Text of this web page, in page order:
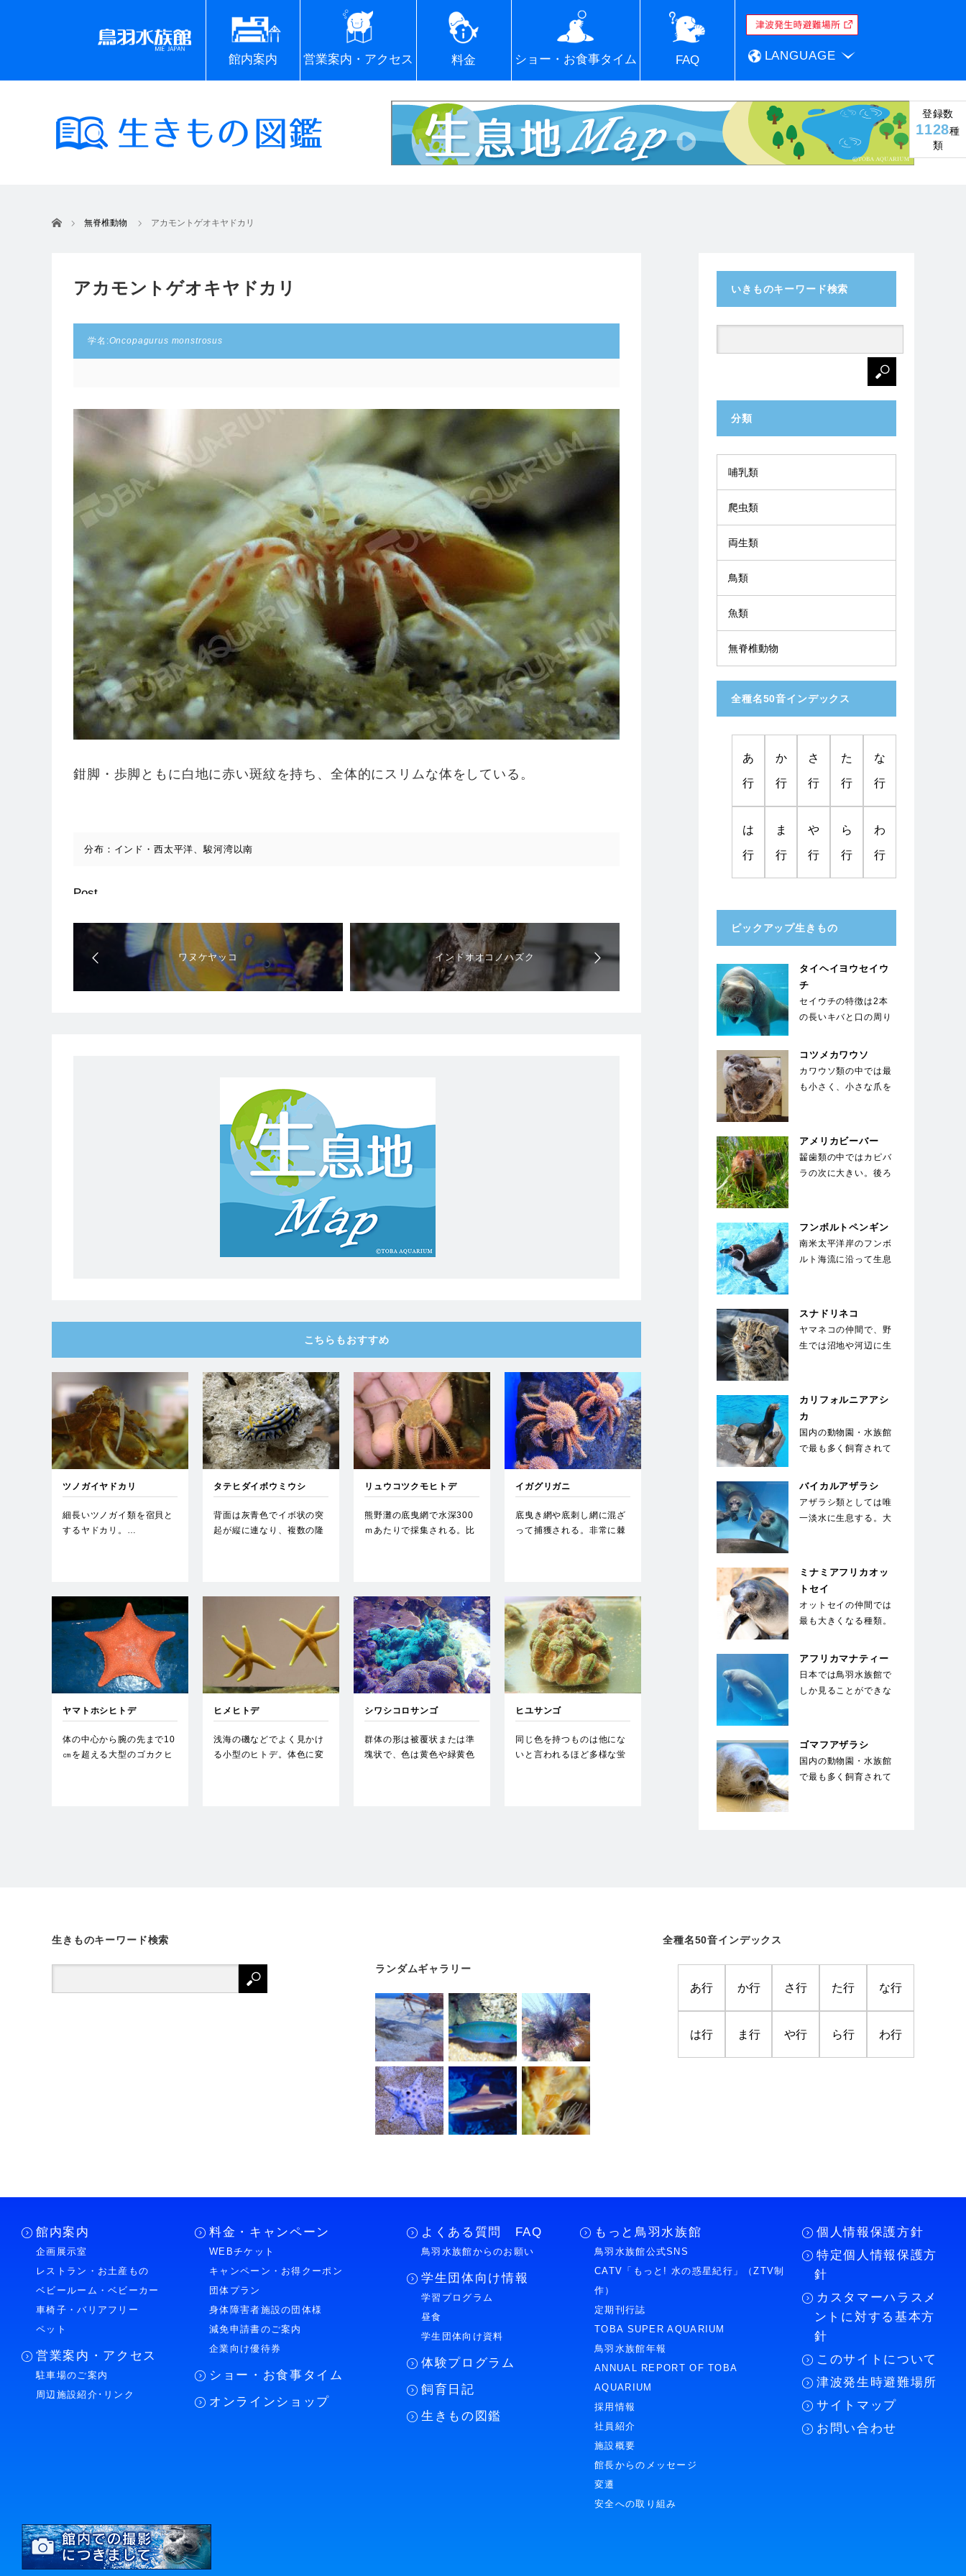
館内案内 営業案内・アクセス 料金 ショー・お食事タイム FAQ LANGUAGE
登録数
1128種
類
ホーム 無脊椎動物 アカモントゲオキヤドカリ
アカモントゲオキヤドカリ
学名:Oncopagurus monstrosus
鉗脚・歩脚ともに白地に赤い斑紋を持ち、全体的にスリムな体をしている。
分布：インド・西太平洋、駿河湾以南
Post
ワヌケヤッコ インドオオコノハズク
こちらもおすすめ
ツノガイヤドカリ
細長いツノガイ類を宿貝と
するヤドカリ。…
タテヒダイボウミウシ
背面は灰青色でイボ状の突
起が縦に連なり、複数の隆
リュウコツクモヒトデ
熊野灘の底曳網で水深300
ｍあたりで採集される。比
イガグリガニ
底曳き網や底刺し網に混ざ
って捕獲される。非常に棘
ヤマトホシヒトデ
体の中心から腕の先まで10
㎝を超える大型のゴカクヒ
ヒメヒトデ
浅海の磯などでよく見かけ
る小型のヒトデ。体色に変
シワシコロサンゴ
群体の形は被覆状または準
塊状で、色は黄色や緑黄色
ヒユサンゴ
同じ色を持つものは他にな
いと言われるほど多様な蛍
いきものキーワード検索
分類
哺乳類
爬虫類
両生類
鳥類
魚類
無脊椎動物
全種名50音インデックス
あ
行
か
行
さ
行
た
行
な
行
は
行
ま
行
や
行
ら
行
わ
行
ピックアップ生きもの
タイヘイヨウセイウ
チ
セイウチの特徴は2本
の長いキバと口の周り
ゲ。キバは上顎の犬…
コツメカワウソ
カワウソ類の中では最
も小さく、小さな爪を
アメリカビーバー
齧歯類の中ではカピバ
ラの次に大きい。後ろ
フンボルトペンギン
南米太平洋岸のフンボ
ルト海流に沿って生息
スナドリネコ
ヤマネコの仲間で、野
生では沼地や河辺に生
カリフォルニアアシ
カ
国内の動物園・水族館
で最も多く飼育されて
動能力が高く俊敏な
動…
バイカルアザラシ
アザラシ類としては唯
一淡水に生息する。大
ミナミアフリカオッ
トセイ
オットセイの仲間では
最も大きくなる種類。
綿毛のような下毛が
密…
アフリカマナティー
日本では鳥羽水族館で
しか見ることができな
滅…
ゴマフアザラシ
国内の動物園・水族館
で最も多く飼育されて
生きものキーワード検索 全種名50音インデックス
あ行 か行 さ行 た行 な行
は行 ま行 や行 ら行 わ行
ランダムギャラリー
館内案内
企画展示室
レストラン・お土産もの
ベビールーム・ベビーカー
車椅子・バリアフリー
ペット
営業案内・アクセス
駐車場のご案内
周辺施設紹介･リンク
料金・キャンペーン
WEBチケット
キャンペーン・お得クーポン
団体プラン
身体障害者施設の団体様
減免申請書のご案内
企業向け優待券
ショー・お食事タイム
オンラインショップ
よくある質問 FAQ
鳥羽水族館からのお願い
学生団体向け情報
学習プログラム
昼食
学生団体向け資料
体験プログラム
飼育日記
生きもの図鑑
もっと鳥羽水族館
鳥羽水族館公式SNS
CATV「もっと! 水の惑星紀行」（ZTV制
作）
定期刊行誌
TOBA SUPER AQUARIUM
鳥羽水族館年報
ANNUAL REPORT OF TOBA
AQUARIUM
採用情報
社員紹介
施設概要
館長からのメッセージ
変遷
安全への取り組み
個人情報保護方針
特定個人情報保護方
針
カスタマーハラスメ
ントに対する基本方
針
このサイトについて
津波発生時避難場所
サイトマップ
お問い合わせ